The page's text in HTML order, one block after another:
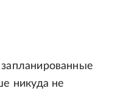
никуда не